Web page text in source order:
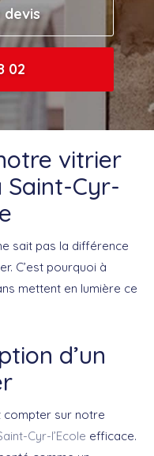
devis
02
vitrier
Saint-Cyr-
sait pas la différence
C’est pourquoi à
mettent en lumière ce
d’un
compter sur notre
Cyr-l’Ecole efficace.